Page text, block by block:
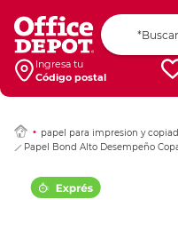
Ingresa tu
Código postal
papel para impresion y
Papel Bond Alto Desempeño